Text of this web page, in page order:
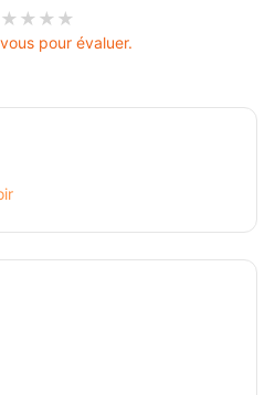
★ ★ ★ ★
pour évaluer.